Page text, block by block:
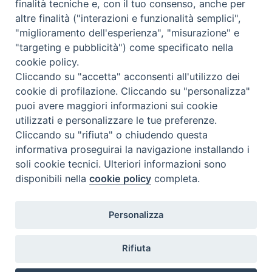
nazione:Stati Uniti
Contatti & Info
C.ne Aurelia, 50 – 00165 Roma
Contatti
Scrivi a: cnvf@chiesacattolica.it
finalità tecniche e, con il tuo consenso, anche per
altre finalità ("interazioni e funzionalità semplici",
"miglioramento dell'esperienza", "misurazione" e
"targeting e pubblicità") come specificato nella
cookie policy.
Cliccando su "accetta" acconsenti all'utilizzo dei
cookie di profilazione. Cliccando su "personalizza"
puoi avere maggiori informazioni sui cookie
utilizzati e personalizzare le tue preferenze.
Cliccando su "rifiuta" o chiudendo questa
informativa proseguirai la navigazione installando i
soli cookie tecnici. Ulteriori informazioni sono
disponibili nellacookie policy completa.
Personalizza
Rifiuta